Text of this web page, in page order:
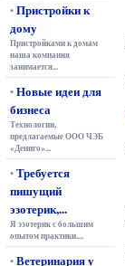
•Пристройки к
дому
Пристройками к домам
наша компания
занимается...
•Новые идеи для
бизнеса
Технологии,
предлагаемые ООО ЧЭБ
«Дениго»...
•Требуется
пишущий
эзотерик,...
Я эзотерик с большим
опытом практики....
•Ветеринария у